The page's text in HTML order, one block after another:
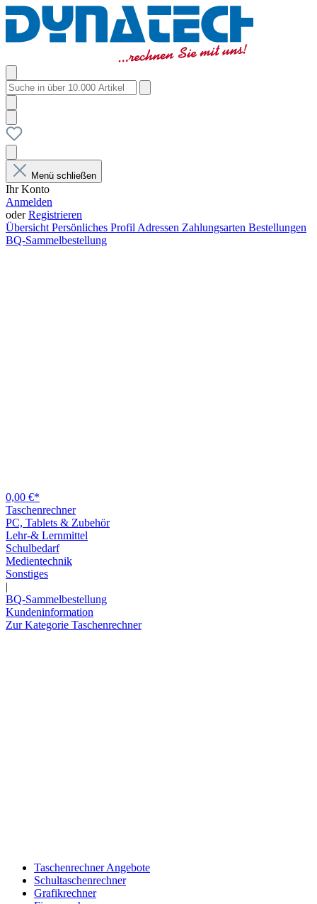
Menü schließen
Ihr Konto
Anmelden
oderRegistrieren
Übersicht Persönliches Profil Adressen Zahlungsarten Bestellungen
BQ-Sammelbestellung
0,00 €*
Taschenrechner
PC, Tablets & Zubehör
Lehr-& Lernmittel
Schulbedarf
Medientechnik
Sonstiges
|
BQ-Sammelbestellung
Kundeninformation
Zur Kategorie Taschenrechner
Taschenrechner Angebote
Schultaschenrechner
Grafikrechner